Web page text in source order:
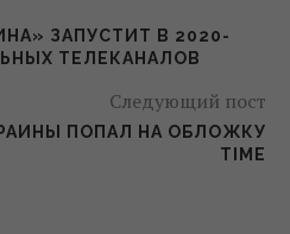
ЗАПУСТИТ В 2020-
ТЕЛЕКАНАЛОВ
Следующий пост
ПОПАЛ НА ОБЛОЖКУ
TIME